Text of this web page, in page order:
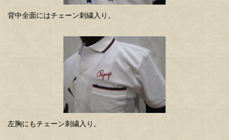
背中全面にはチェーン刺繍入り。
左胸にもチェーン刺繍入り。